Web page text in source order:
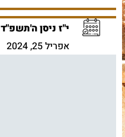
י"ז ניסן ה'תשפ"ד
אפריל 25, 2024